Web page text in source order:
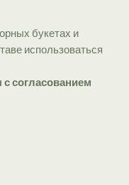
букетах и
использоваться
согласованием